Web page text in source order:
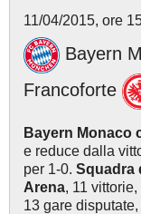
11/04/2015, ore
Bayern
Francoforte
Bayern Monaco
e reduce dalla
per 1-0. Squadra
Arena, 11
13 gare